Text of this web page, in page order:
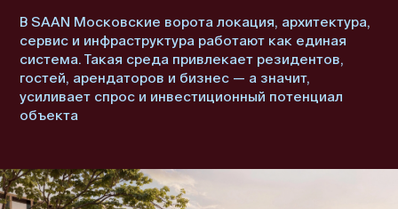
В SAAN Московские ворота локация, архитектура,
сервис и инфраструктура работают как единая
система. Такая среда привлекает резидентов,
гостей, арендаторов и бизнес — а значит,
усиливает спрос и инвестиционный потенциал
объекта